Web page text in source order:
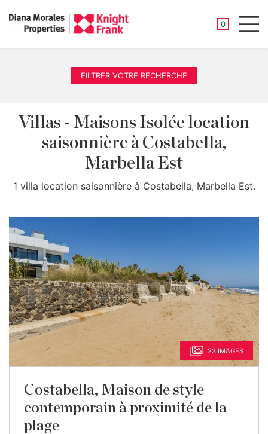
0
FILTRER VOTRE RECHERCHE
Villas - Maisons Isolée location
saisonnière à Costabella,
Marbella Est
1 villa location saisonnière à Costabella, Marbella Est.
23 IMAGES
Costabella, Maison de style
contemporain à proximité de la
plage